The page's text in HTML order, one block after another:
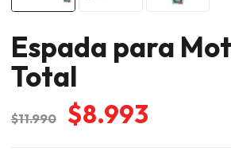
Espada para
Total
$11.990
El
$8.993